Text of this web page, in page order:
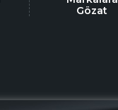
Gözat